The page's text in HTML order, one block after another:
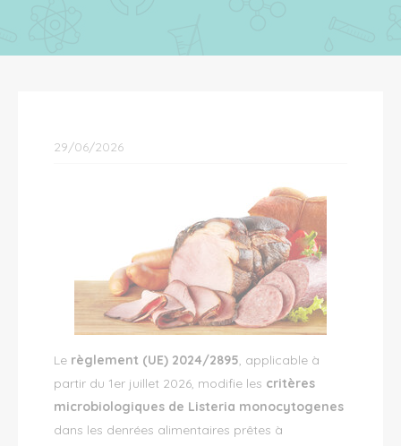
29/06/2026
Le règlement (UE) 2024/2895 , applicable à
partir du 1er juillet 2026, modifie les critères
microbiologiques de Listeria monocytogenes
dans les denrées alimentaires prêtes à